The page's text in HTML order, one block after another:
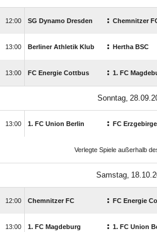
 SG Dynamo Dresden : Chemnitzer
 Berliner Athletik Klub : Hertha BSC
 FC Energie Cottbus : 1. FC

 1. FC Union Berlin : FC
Verlegte Spiele außerhalb

 Chemnitzer FC : FC Energie
 1. FC Magdeburg : 1. FC Union